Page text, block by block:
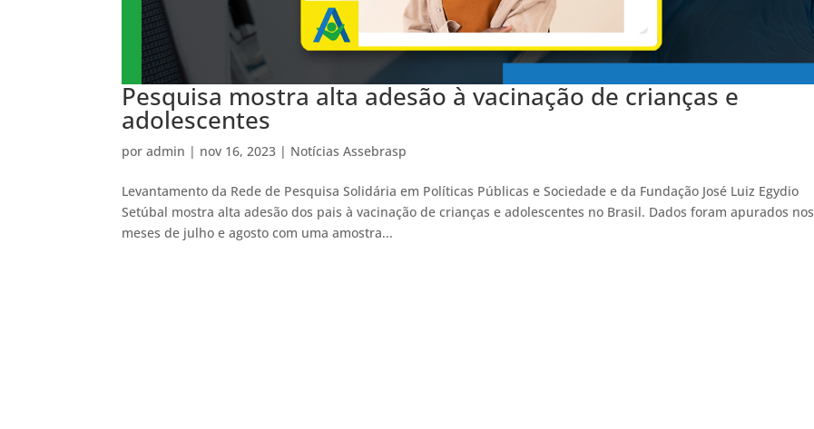
Pesquisa mostra alta adesão à vacinação de crianças e
adolescentes
poradmin | nov 16, 2023 | Notícias Assebrasp
Levantamento da Rede de Pesquisa Solidária em Políticas Públicas e Sociedade e da Fundação José Luiz Egydio
Setúbal mostra alta adesão dos pais à vacinação de crianças e adolescentes no Brasil. Dados foram apurados nos
meses de julho e agosto com uma amostra...